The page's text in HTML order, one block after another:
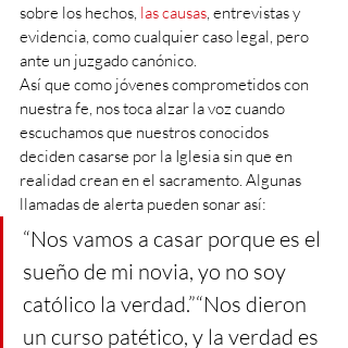
sobre los hechos, las causas, entrevistas y
evidencia, como cualquier caso legal, pero
ante un juzgado canónico.
Así que como jóvenes comprometidos con
nuestra fe, nos toca alzar la voz cuando
escuchamos que nuestros conocidos
deciden casarse por la Iglesia sin que en
realidad crean en el sacramento. Algunas
llamadas de alerta pueden sonar así:
“Nos vamos a casar porque es el
sueño de mi novia, yo no soy
católico la verdad.”“Nos dieron
un curso patético, y la verdad es